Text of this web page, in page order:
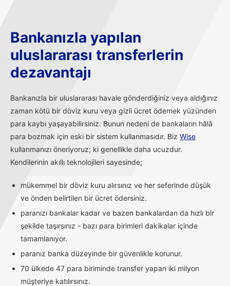
Bankanızla yapılan
uluslararası transferlerin
dezavantajı
Bankanızla bir uluslararası havale gönderdiğiniz veya aldığınız
zaman kötü bir döviz kuru veya gizli ücret ödemek yüzünden
para kaybı yaşayabilirsiniz. Bunun nedeni de bankaların hâlâ
para bozmak için eski bir sistem kullanmasıdır. Biz Wise
kullanmanızı öneriyoruz; ki genellikle daha ucuzdur.
Kendilerinin akıllı teknolojileri sayesinde;
mükemmel bir döviz kuru alırsınız ve her seferinde düşük
ve önden belirtilen bir ücret ödersiniz.
paranızı bankalar kadar ve bazen bankalardan da hızlı bir
şekilde taşırsınız - bazı para birimleri dakikalar içinde
tamamlanıyor.
paranız banka düzeyinde bir güvenlikle korunur.
70 ülkede 47 para biriminde transfer yapan iki milyon
müşteriye katılırsınız.